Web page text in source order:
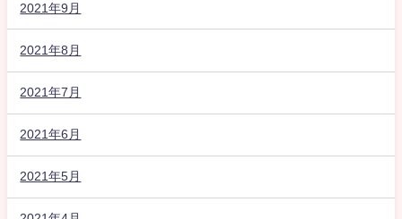
2021年9月
2021年8月
2021年7月
2021年6月
2021年5月